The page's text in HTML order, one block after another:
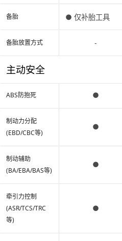
备胎
备胎放置方式
主动安全
ABS防抱死
制动力分配
(EBD/CBC等)
制动辅助
(BA/EBA/BAS等)
牵引力控制
(ASR/TCS/TRC
等)
● 仅补胎工具
-
●
●
●
●